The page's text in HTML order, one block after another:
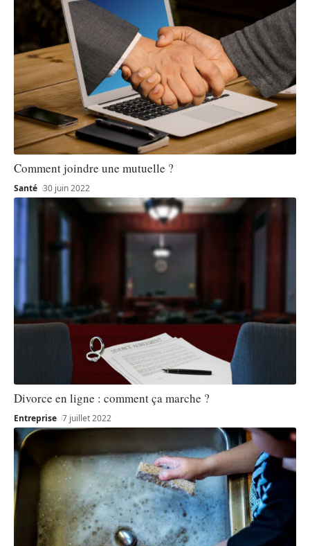
Comment joindre une mutuelle ?
Santé 30 juin 2022
Divorce en ligne : comment ça marche ?
Entreprise 7 juillet 2022